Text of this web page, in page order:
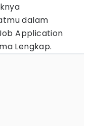
dalam
Application
Lengkap.